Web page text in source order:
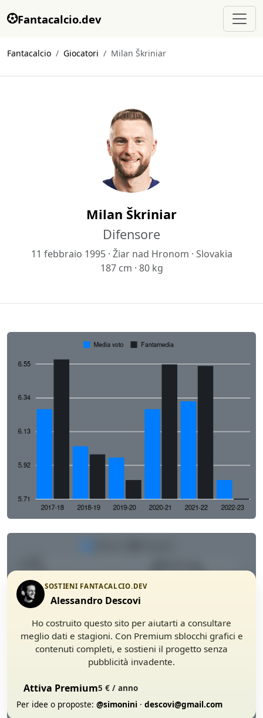
Fantacalcio.dev
Fantacalcio Giocatori Milan Škriniar
Milan Škriniar
Difensore
11 febbraio 1995 · Žiar nad Hronom · Slovakia
187 cm · 80 kg
SOSTIENI FANTACALCIO.DEV
Alessandro Descovi
Ho costruito questo sito per aiutarti a consultare
meglio dati e stagioni. Con Premium sblocchi grafici e
contenuti completi, e sostieni il progetto senza
pubblicità invadente.
Attiva Premium5 € / anno
Per idee o proposte: @simonini · descovi@gmail.com